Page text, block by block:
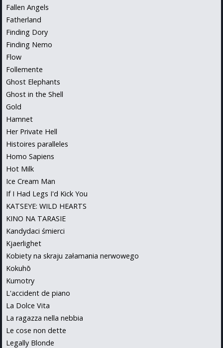
Fallen Angels
Fatherland
Finding Dory
Finding Nemo
Flow
Follemente
Ghost Elephants
Ghost in the Shell
Gold
Hamnet
Her Private Hell
Histoires paralleles
Homo Sapiens
Hot Milk
Ice Cream Man
If I Had Legs I'd Kick You
KATSEYE: WILD HEARTS
KINO NA TARASIE
Kandydaci śmierci
Kjaerlighet
Kobiety na skraju załamania nerwowego
Kokuhō
Kumotry
L'accident de piano
La Dolce Vita
La ragazza nella nebbia
Le cose non dette
Legally Blonde